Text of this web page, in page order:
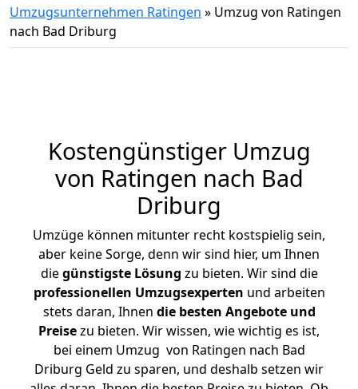
Umzugsunternehmen Ratingen » Umzug von Ratingen
nach Bad Driburg
Kostengünstiger Umzug
von Ratingen nach Bad
Driburg
Umzüge können mitunter recht kostspielig sein,
aber keine Sorge, denn wir sind hier, um Ihnen
diegünstigste Lösung zu bieten. Wir sind die
professionellen Umzugsexperten und arbeiten
stets daran, Ihnen die besten Angebote und
Preisezu bieten. Wir wissen, wie wichtig es ist,
bei einem Umzug von Ratingen nach Bad
Driburg Geld zu sparen, und deshalb setzen wir